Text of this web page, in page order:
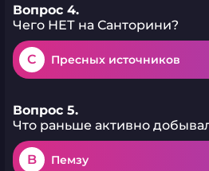
Вопрос 4.
Чего НЕТ на Санторини?
C Пресных источников
Вопрос 5.
Что раньше активно
B Пемзу